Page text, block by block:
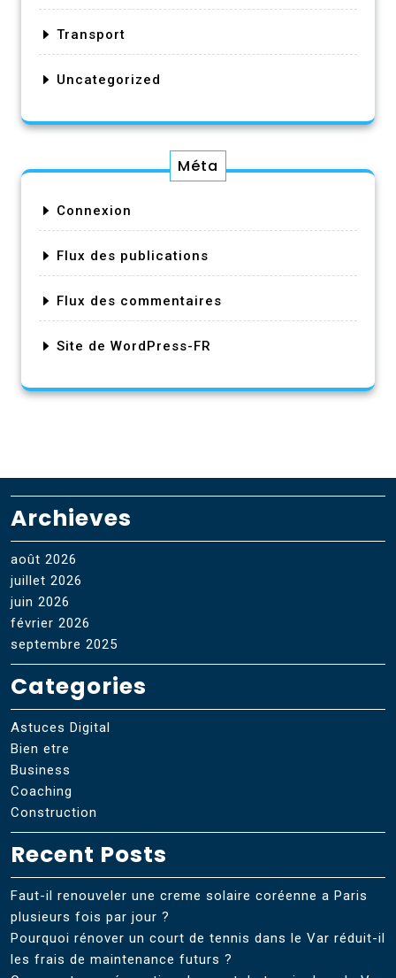
Transport
Uncategorized
Méta
Connexion
Flux des publications
Flux des commentaires
Site de WordPress-FR
Archieves
août 2026
juillet 2026
juin 2026
février 2026
septembre 2025
Categories
Astuces Digital
Bien etre
Business
Coaching
Construction
Recent Posts
Faut-il renouveler une creme solaire coréenne a Paris
plusieurs fois par jour ?
Pourquoi rénover un court de tennis dans le Var réduit-il
les frais de maintenance futurs ?